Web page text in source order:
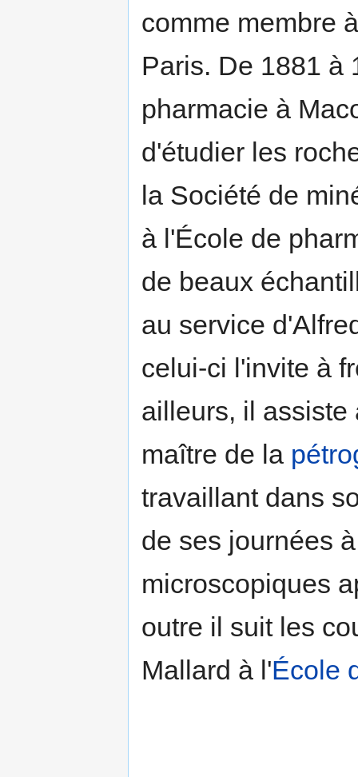
comme membre
Paris. De 1881 à
pharmacie à
d'étudier les
la Société de
à l'École de
de beaux
au service
celui-ci l'invite à
ailleurs, il assiste
maître de la
travaillant dans
de ses journées
microscopiques
outre il suit les
Mallard à l'École